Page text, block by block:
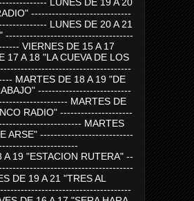
LUNES DE 19 A 20
-----------------------------
LUNES DE 20 A 21
-------------------------------------
VIERNES DE 15 A 17
17 A 18 "LA CUEVA DE LOS
MARTES DE 18 A 19 "DE
---------------------------
MARTES DE
RADIO" ---------------------
MARTES
ARSE" ---------------------------
A 19 "ESTACION RUTERA" --
DE 19 A 21 "TRES AL